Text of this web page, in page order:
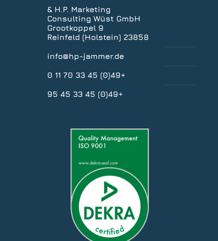
H.P. Marketing &
Consulting Wüst GmbH
Grootkoppel 9
23858 Reinfeld (Holstein)
info@hp-jammer.de
+49(0) 45 33 70 11 0
+49(0) 45 33 45 95